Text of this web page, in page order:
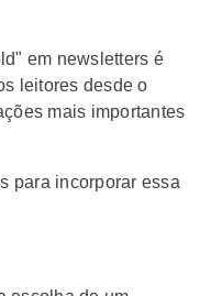
em newsletters é
leitores desde o
mais importantes
para incorporar essa